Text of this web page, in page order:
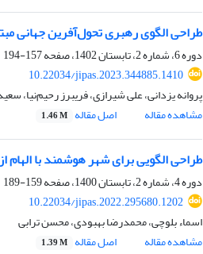
طراحی الگوی رهبری تحول‌آفرین جهانی
دوره 6، شماره 2، تابستان 1402، صفحه
157-194
10.22034/jipas.2023.344885.1410
پروانه یزدانی، علی شیرازی، فریبرز رحیم‌نیا،
مشاهده مقاله
اصل مقاله 1.46 M
طراحی الگویی برای شهر هوشمند با
دوره 4، شماره 2، تابستان 1400، صفحه
159-189
10.22034/jipas.2022.295680.1202
اسماء بلوچی، محمدرضا بهبودی، محسن ترابی
مشاهده مقاله
اصل مقاله 1.39 M